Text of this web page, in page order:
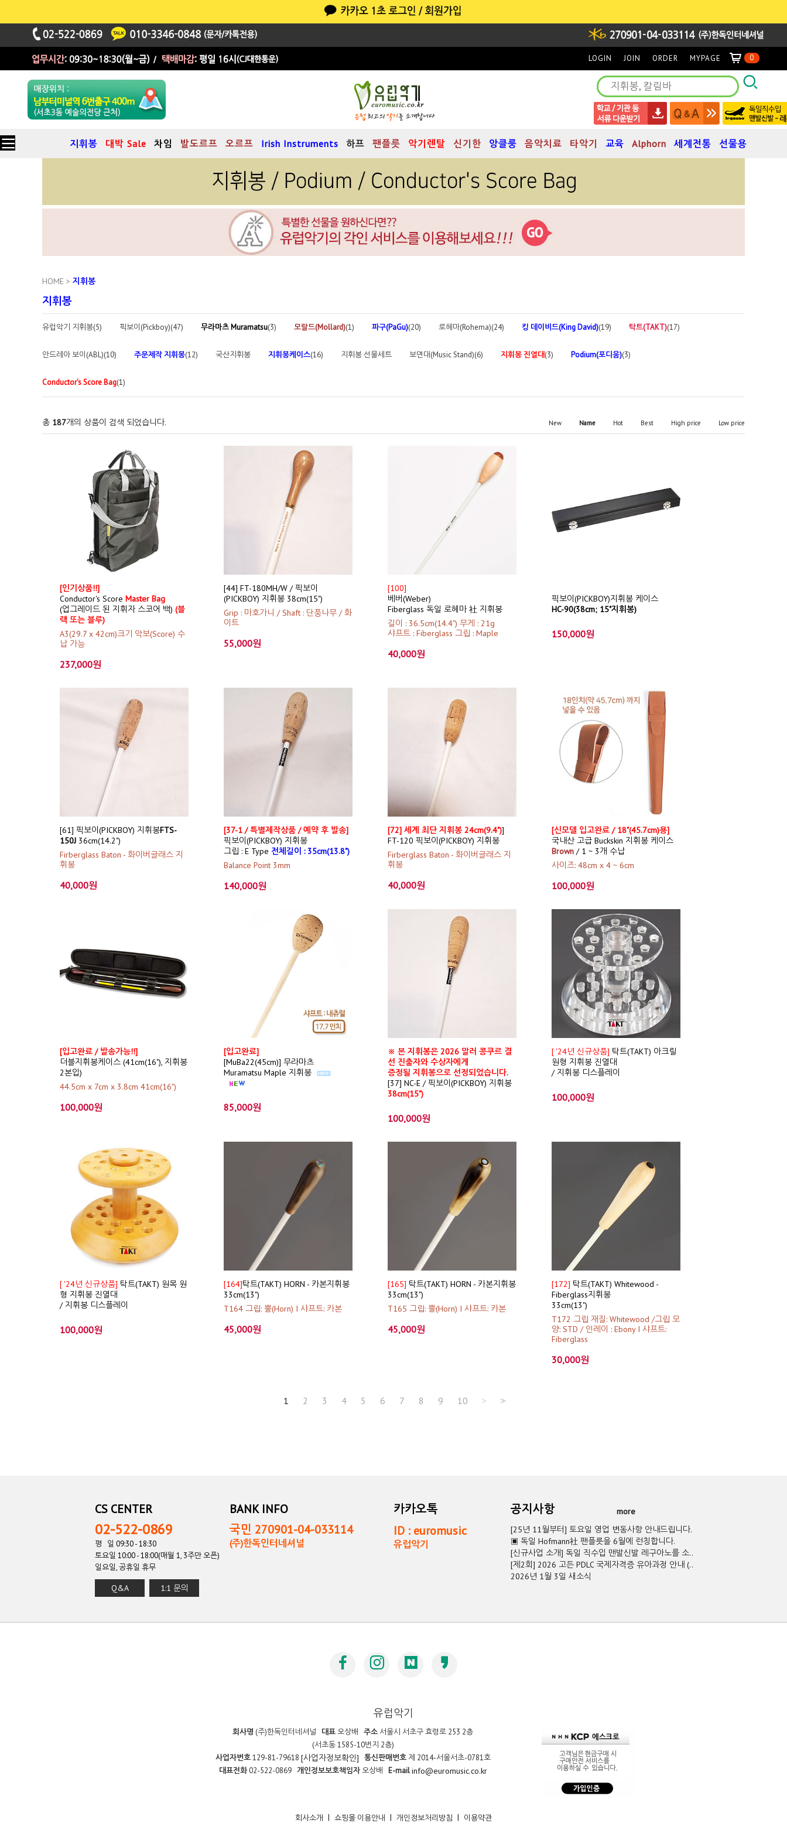
LOGIN JOIN ORDER MYPAGE 0
지휘봉 대박 Sale 차임 발도르프 오르프 Irish Instruments 하프 팬플릇 악기렌탈 신기한 앙클룽 음악치료 타악기 교육 Alphorn 세계전통 선물용
HOME > 지휘봉
지휘봉
유럽악기 지휘봉(5) 픽보이(Pickboy)(47) 무라마츠 Muramatsu(3) 모랄드(Mollard)(1) 파구(PaGu)(20) 로헤마(Rohema)(24) 킹 데이비드(King David)(19) 탁트(TAKT)(17)
안드레아 보이(ABL)(10) 주문제작 지휘봉(12) 국산지휘봉 지휘봉케이스(16) 지휘봉 선물세트 보면대(Music Stand)(6) 지휘봉 진열대(3) Podium(포디움)(3)
Conductor's Score Bag(1)
총 187개의 상품이 검색 되었습니다. New Name Hot Best High price Low price
[인기상품!!]
Conductor's Score Master Bag
(업그레이드 된 지휘자 스코어 백) (블
랙 또는 블루)
A3(29.7 x 42cm)크기 악보(Score) 수
납 가능
237,000원
[44] FT-180MH/W / 픽보이
(PICKBOY) 지휘봉 38cm(15")
Grip : 마호가니 / Shaft : 단풍나무 / 화
이트
55,000원
[100]
베버(Weber)
Fiberglass 독일 로헤마 社 지휘봉
길이 : 36.5cm(14.4") 무게 : 21g
샤프트 : Fiberglass 그립 : Maple
40,000원
픽보이(PICKBOY)지휘봉 케이스
HC-90(38cm; 15"지휘봉)
150,000원
[61] 픽보이(PICKBOY) 지휘봉FTS-
150J 36cm(14.2")
Firberglass Baton - 화이버글래스 지
휘봉
40,000원
[37-1 / 특별제작상품 / 예약 후 발송]
픽보이(PICKBOY) 지휘봉
그립 : E Type 전체길이 : 35cm(13.8")
Balance Point 3mm
140,000원
[72] 세계 최단 지휘봉 24cm(9.4")]
FT-120 픽보이(PICKBOY) 지휘봉
Firberglass Baton - 화이버글래스 지
휘봉
40,000원
[신모델 입고완료 / 18"(45.7cm)용]
국내산 고급 Buckskin 지휘봉 케이스
Brown / 1 ~ 3개 수납
사이즈: 48cm x 4 ~ 6cm
100,000원
[입고완료 / 발송가능!!]
더블지휘봉케이스 (41cm(16"), 지휘봉
2본입)
44.5cm x 7cm x 3.8cm 41cm(16")
100,000원
[입고완료]
[MuBa22(45cm)] 무라마츠
Muramatsu Maple 지휘봉
85,000원
※ 본 지휘봉은 2026 말러 콩쿠르 결
선 진출자와 수상자에게
증정될 지휘봉으로 선정되었습니다.
[37] NC-E / 픽보이(PICKBOY) 지휘봉
38cm(15")
100,000원
[ '24년 신규상품] 탁트(TAKT) 아크릴
원형 지휘봉 진열대
/ 지휘봉 디스플레이
100,000원
[ '24년 신규상품] 탁트(TAKT) 원목 원
형 지휘봉 진열대
/ 지휘봉 디스플레이
100,000원
[164]탁트(TAKT) HORN - 카본지휘봉
33cm(13")
T164 그립: 뿔(Horn) I 샤프트: 카본
45,000원
[165] 탁트(TAKT) HORN - 카본지휘봉
33cm(13")
T165 그립: 뿔(Horn) I 샤프트: 카본
45,000원
[172] 탁트(TAKT) Whitewood -
Fiberglass지휘봉
33cm(13")
T172 그립 재질: Whitewood /그립 모
양: STD / 인레이 : Ebony I 샤프트:
Fiberglass
30,000원
1 2 3 4 5 6 7 8 9 10 > >>
CS CENTER
02-522-0869
평 일 09:30 - 18:30
토요일 10:00 - 18:00(매월 1, 3주만 오픈)
일요일, 공휴일 휴무
Q&A 1:1 문의
BANK INFO
국민 270901-04-033114
(주)한독인터네셔널
카카오톡
ID : euromusic
유럽악기
공지사항
more
[25년 11월부터] 토요일 영업 변동사항 안내드립니다.
▣ 독일 Hofmann社 팬플릇을 6월에 런칭합니다.
[신규사업 소개] 독일 직수입 맨발신발 레구아노를 소..
[제2회] 2026 고든 PDLC 국제자격증 유아과정 안내 (..
2026년 1월 3일 새소식
유럽악기
회사명 (주)한독인터네셔널 대표오상배 주소 서울시 서초구 효령로 253 2층
(서초동 1585-10번지 2층)
사업자번호129-81-79618 [사업자정보확인] 통신판매번호제 2014-서울서초-0781호
대표전화02-522-0869 개인정보보호책임자오상배 E-mail info@euromusic.co.kr
회사소개 | 쇼핑몰 이용안내 | 개인정보처리방침 | 이용약관